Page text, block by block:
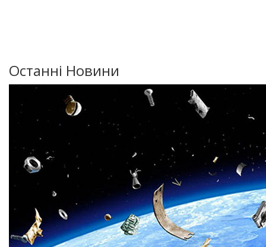
Останні Новини